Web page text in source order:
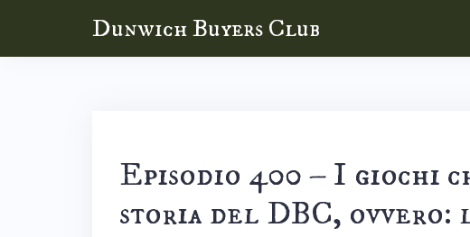
Dunwich Buyers Club
Episodio 400 – I giochi
storia del DBC,